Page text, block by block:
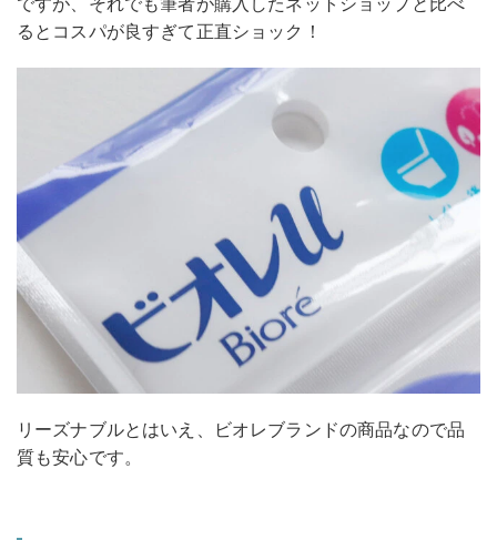
るとコスパが良すぎて正直ショック！
リーズナブルとはいえ、ビオレブランドの商品なので品
質も安心です。